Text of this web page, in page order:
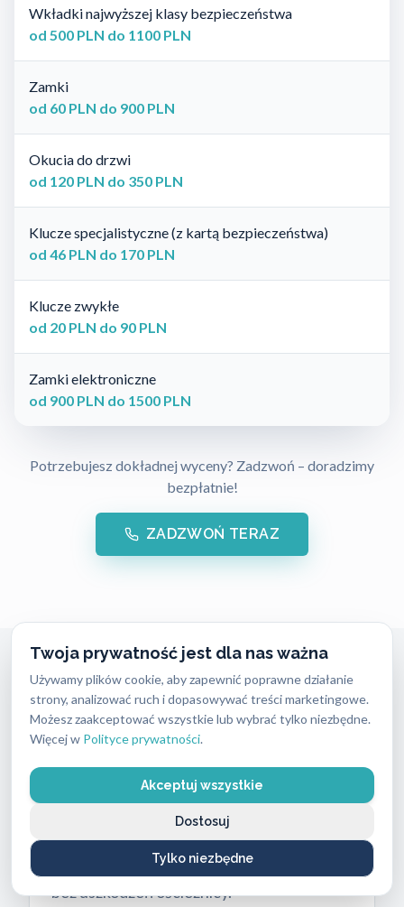
Twoja prywatność jest dla nas ważna
Używamy plików cookie, aby zapewnić poprawne działanie
strony, analizować ruch i dopasowywać treści marketingowe.
Możesz zaakceptować wszystkie lub wybrać tylko niezbędne.
Więcej w Polityce prywatności.
Akceptuj wszystkie
Tylko niezbędne
Dostosuj
Wkładki najwyższej klasy bezpieczeństwa
od 500 PLN do 1100 PLN
Zamki
od 60 PLN do 900 PLN
Okucia do drzwi
od 120 PLN do 350 PLN
Klucze specjalistyczne (z kartą bezpieczeństwa)
od 46 PLN do 170 PLN
Klucze zwykłe
od 20 PLN do 90 PLN
Zamki elektroniczne
od 900 PLN do 1500 PLN
Potrzebujesz dokładnej wyceny? Zadzwoń – doradzimy
bezpłatnie!
ZADZWOŃ TERAZ
Awaryjne Otwieranie Mieszkań
Warszawa Żoliborz
wymagają natychmiastowej interwencji
ślusarza
. Nasz zespół
dociera na miejsce w 15 do 30 minut,
gwarantując bezinwazyjne otwarcie zamka
bez uszkodzeń ościeżnicy.